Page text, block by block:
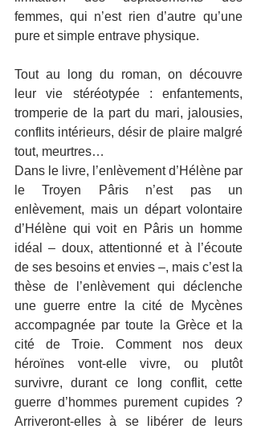
femmes, qui n’est rien d’autre qu’une
pure et simple entrave physique.
Tout au long du roman, on découvre
leur vie stéréotypée : enfantements,
tromperie de la part du mari, jalousies,
conflits intérieurs, désir de plaire malgré
tout, meurtres…
Dans le livre, l’enlèvement d’Hélène par
le Troyen Pâris n’est pas un
enlèvement, mais un départ volontaire
d’Hélène qui voit en Pâris un homme
idéal – doux, attentionné et à l’écoute
de ses besoins et envies –, mais c’est la
thèse de l’enlèvement qui déclenche
une guerre entre la cité de Mycènes
accompagnée par toute la Grèce et la
cité de Troie. Comment nos deux
héroïnes vont-elle vivre, ou plutôt
survivre, durant ce long conflit, cette
guerre d’hommes purement cupides ?
Arriveront-elles à se libérer de leurs